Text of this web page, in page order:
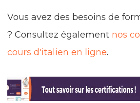
Vous avez des besoins de
? Consultez également nos
cours d'italien en ligne.